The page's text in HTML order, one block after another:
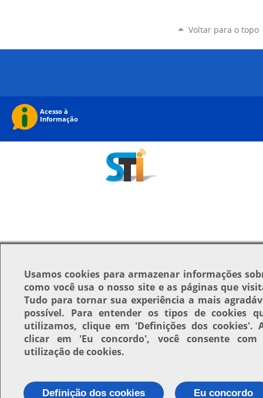
Voltar para o topo
Usamoscookies para armazenar informações
como você usa o nosso site e as páginas que
Tudo para tornar sua experiência a mais
possível. Para entender os tipos de cookies
utilizamos, clique em 'Definições dos cookies'.
clicar em 'Eu concordo', você consente com
utilização de cookies.